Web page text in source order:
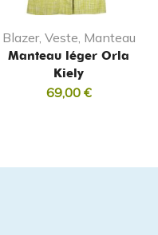
Blazer, Veste, Manteau
Manteau léger Orla
Kiely
69,00 €